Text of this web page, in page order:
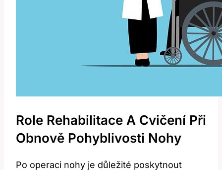
Role Rehabilitace A Cvičení Při
Obnově Pohyblivosti Nohy
Po operaci nohy je důležité poskytnout